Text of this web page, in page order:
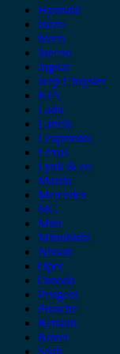
Hyundai
Isuzu
iveco
Jaecoo
Jaguar
Jeep Chrysler
KIA
Lada
Lancia
Leapmotor
Lexus
Lynk & co
Mazda
Mercedes
MG
Mini
Mitsubishi
Nissan
Opel
Omoda
Peugeot
Porsche
Renault
Rover
Saab